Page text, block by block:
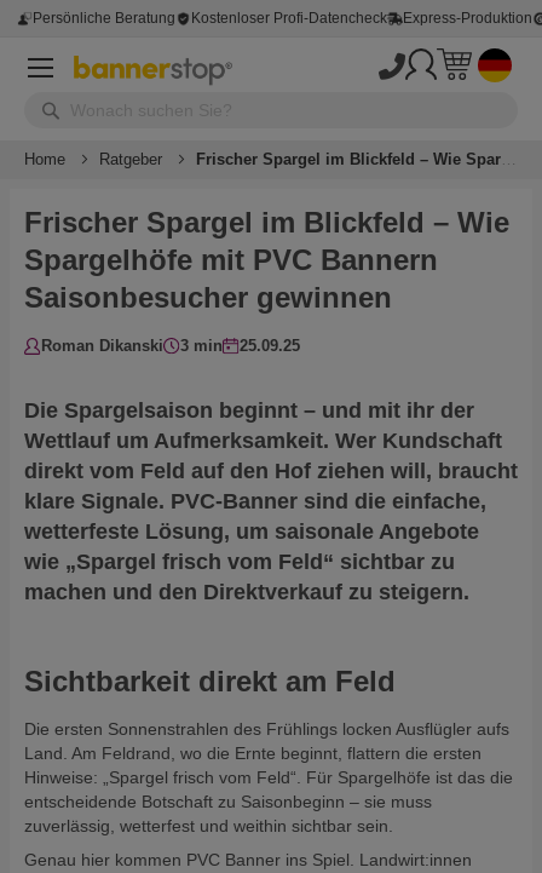
Persönliche Beratung Kostenloser Profi-Datencheck Express-Produktion
Home Ratgeber Frischer Spargel im Blickfeld – Wie Spargelhöfe mit PVC Bannern Saisonbesucher gewinnen
Frischer Spargel im Blickfeld – Wie
Spargelhöfe mit PVC Bannern
Saisonbesucher gewinnen
Roman Dikanski 3 min 25.09.25
Die Spargelsaison beginnt – und mit ihr der
Wettlauf um Aufmerksamkeit. Wer Kundschaft
direkt vom Feld auf den Hof ziehen will, braucht
klare Signale. PVC-Banner sind die einfache,
wetterfeste Lösung, um saisonale Angebote
wie „Spargel frisch vom Feld“ sichtbar zu
machen und den Direktverkauf zu steigern.
Sichtbarkeit direkt am Feld
Die ersten Sonnenstrahlen des Frühlings locken Ausflügler aufs
Land. Am Feldrand, wo die Ernte beginnt, flattern die ersten
Hinweise: „Spargel frisch vom Feld“. Für Spargelhöfe ist das die
entscheidende Botschaft zu Saisonbeginn – sie muss
zuverlässig, wetterfest und weithin sichtbar sein.
Genau hier kommen PVC Banner ins Spiel. Landwirt:innen